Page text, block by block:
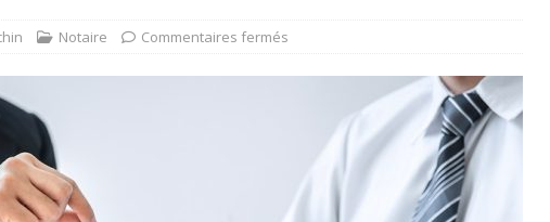
Notaire Commentaires fermés